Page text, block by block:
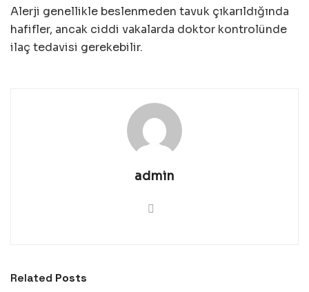
Alerji genellikle beslenmeden tavuk çıkarıldığında
hafifler, ancak ciddi vakalarda doktor kontrolünde
ilaç tedavisi gerekebilir.
admin
Related Posts